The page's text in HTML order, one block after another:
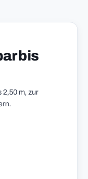
bis
2,50 m, zur